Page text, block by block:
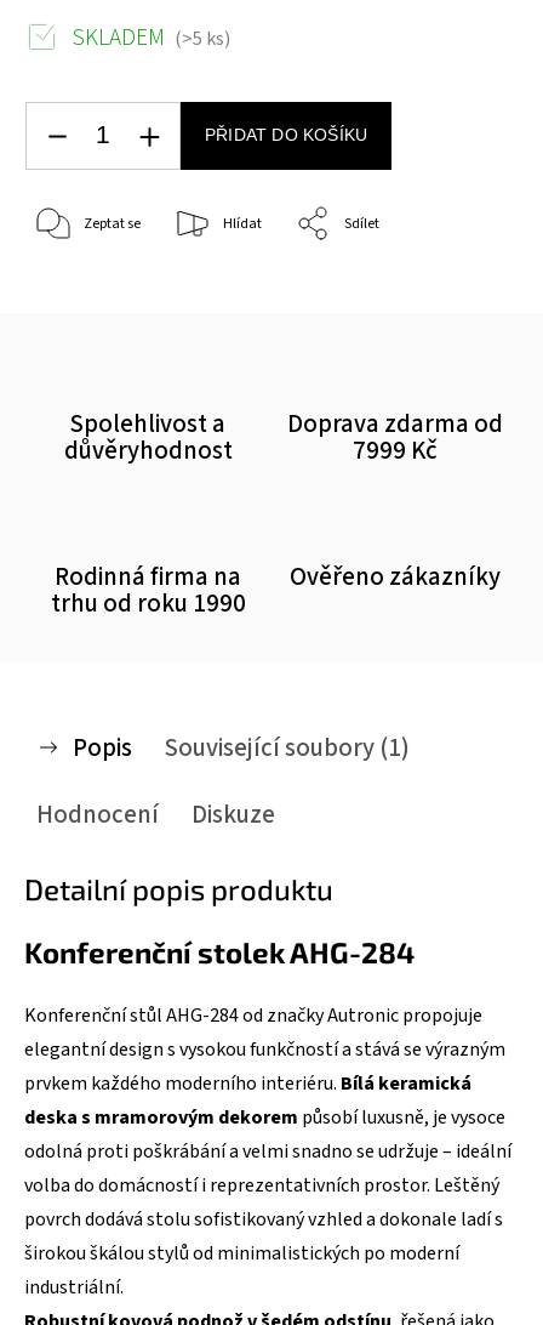
SKLADEM (>5 ks)
PŘIDAT DO KOŠÍKU
Zeptat se Hlídat Sdílet
Spolehlivost a
důvěryhodnost
Doprava zdarma od
7999 Kč
Rodinná firma na
trhu od roku 1990
Ověřeno zákazníky
Popis
Související soubory (1)
Hodnocení
Diskuze
Detailní popis produktu
Konferenční stolek AHG-284
Konferenční stůl AHG-284 od značky Autronic propojuje
elegantní design s vysokou funkčností a stává se výrazným
prvkem každého moderního interiéru. Bílá keramická
deska s mramorovým dekorem působí luxusně, je vysoce
odolná proti poškrábání a velmi snadno se udržuje – ideální
volba do domácností i reprezentativních prostor. Leštěný
povrch dodává stolu sofistikovaný vzhled a dokonale ladí s
širokou škálou stylů od minimalistických po moderní
industriální.